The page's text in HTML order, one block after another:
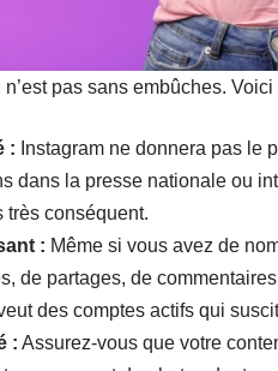
pas sans embûches.
: Instagram ne donnera pas le
dans la presse nationale ou
très conséquent.
: Même si vous avez de
de partages, de
des comptes actifs qui
: Assurez-vous que votre